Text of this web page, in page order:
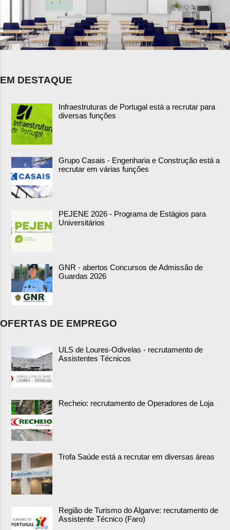
EM DESTAQUE
Infraestruturas de Portugal está a recrutar para
diversas funções
Grupo Casais - Engenharia e Construção está a
recrutar em várias funções
PEJENE 2026 - Programa de Estágios para
Universitários
GNR - abertos Concursos de Admissão de
Guardas 2026
OFERTAS DE EMPREGO
ULS de Loures-Odivelas - recrutamento de
Assistentes Técnicos
Recheio: recrutamento de Operadores de Loja
Trofa Saúde está a recrutar em diversas áreas
Região de Turismo do Algarve: recrutamento de
Assistente Técnico (Faro)